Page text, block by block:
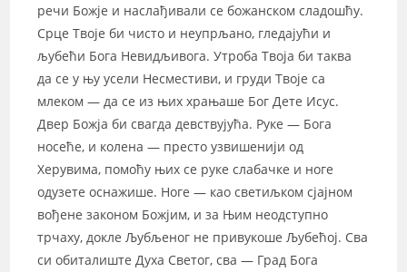
речи Божје и наслађивали се божанском сладошћу.
Срце Твоје би чисто и неупрљано, гледајући и
љубећи Бога Невидљивога. Утроба Твоја би таква
да се у њу усели Несместиви, и груди Твоје са
млеком — да се из њих храњаше Бог Дете Исус.
Двер Божја би свагда девствујућа. Руке — Бога
носеће, и колена — престо узвишенији од
Херувима, помоћу њих се руке слабачке и ноге
одузете оснажише. Ноге — као светиљком сјајном
вођене законом Божјим, и за Њим неодступно
трчаху, докле Љубљеног не привукоше Љубећој. Сва
си обиталиште Духа Светог, сва — Град Бога